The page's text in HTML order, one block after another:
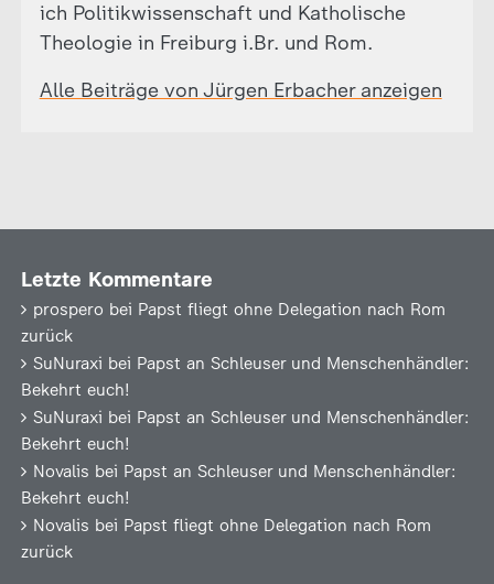
ich Politikwissenschaft und Katholische
Theologie in Freiburg i.Br. und Rom.
Alle Beiträge von Jürgen Erbacher anzeigen
Letzte Kommentare
prospero bei Papst fliegt ohne Delegation nach Rom
zurück
SuNuraxi bei Papst an Schleuser und Menschenhändler:
Bekehrt euch!
SuNuraxi bei Papst an Schleuser und Menschenhändler:
Bekehrt euch!
Novalis bei Papst an Schleuser und Menschenhändler:
Bekehrt euch!
Novalis bei Papst fliegt ohne Delegation nach Rom
zurück